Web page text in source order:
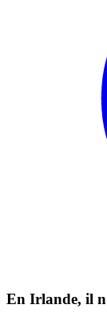
En Irlande, il